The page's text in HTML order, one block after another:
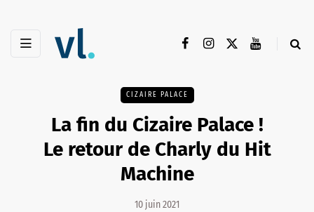
CIZAIRE PALACE
La fin du Cizaire Palace !
Le retour de Charly du Hit
Machine
10 juin 2021